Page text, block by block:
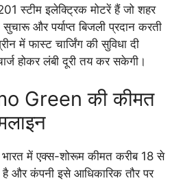
स्टीम इलेक्ट्रिक मोटरें हैं जो शहर
सुचारू और पर्याप्त बिजली प्रदान करती
में फास्ट चार्जिंग की सुविधा दी
होकर लंबी दूरी तय कर सकेगी।
Green की कीमत
भारत में एक्स-शोरूम कीमत करीब 18 से
और कंपनी इसे आधिकारिक तौर पर